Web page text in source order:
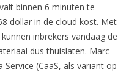
binnen 6 minuten te
dollar in de cloud kost. Met
inbrekers vandaag de
dus thuislaten. Marc
(CaaS, als variant op